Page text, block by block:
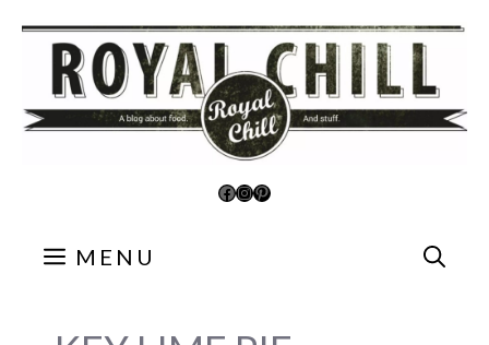
contenu
Facebook
Instagram
Pinterest
MENU